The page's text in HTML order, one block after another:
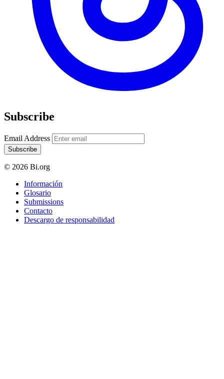
Subscribe
Email Address
Subscribe
© 2026 Bi.org
Información
Glosario
Submissions
Contacto
Descargo de responsabilidad